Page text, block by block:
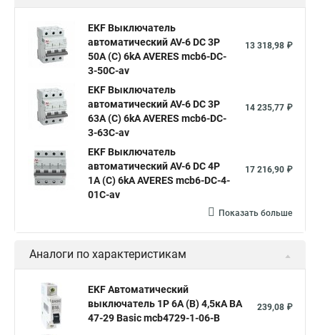
EKF Выключатель
автоматический AV-6 DC 3P
50A (C) 6kA AVERES mcb6-DC-
3-50C-av
13 318,98 ₽
EKF Выключатель
автоматический AV-6 DC 3P
63A (C) 6kA AVERES mcb6-DC-
3-63C-av
14 235,77 ₽
EKF Выключатель
автоматический AV-6 DC 4P
1A (C) 6kA AVERES mcb6-DC-4-
01C-av
17 216,90 ₽
Показать больше
Аналоги по характеристикам
EKF Автоматический
выключатель 1P 6А (B) 4,5кА ВА
47-29 Basic mcb4729-1-06-B
239,08 ₽